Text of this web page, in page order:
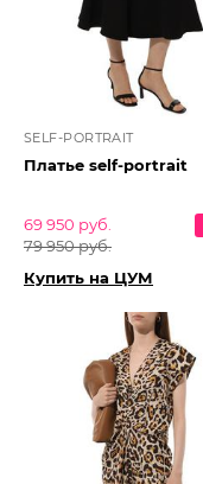
SELF-PORTRAIT
Платье self-portrait
69 950 руб.
79 950 руб.
Купить на ЦУМ